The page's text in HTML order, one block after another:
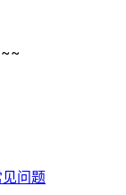
问题